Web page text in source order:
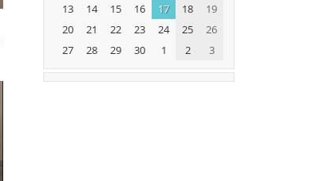
13
14 15 16 17 18
19
20
21 22 23 24 25
26
27
28 29 30 1 2 3